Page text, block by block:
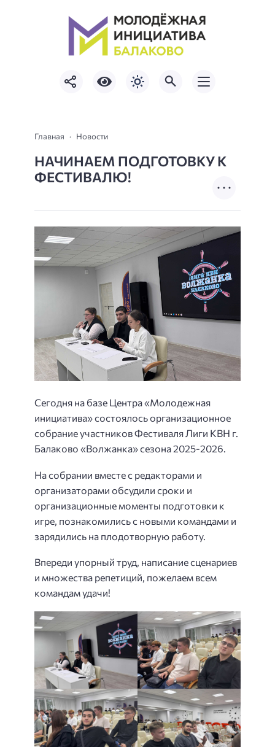
Главная Новости
НАЧИНАЕМ ПОДГОТОВКУ К
ФЕСТИВАЛЮ!
Сегодня на базе Центра «Молодежная
инициатива» состоялось организационное
собрание участников Фестиваля Лиги КВН г.
Балаково «Волжанка» сезона 2025-2026.
На собрании вместе с редакторами и
организаторами обсудили сроки и
организационные моменты подготовки к
игре, познакомились с новыми командами и
зарядились на плодотворную работу.
Впереди упорный труд, написание сценариев
и множества репетиций, пожелаем всем
командам удачи!